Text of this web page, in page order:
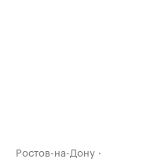
Ростов-на-Дону